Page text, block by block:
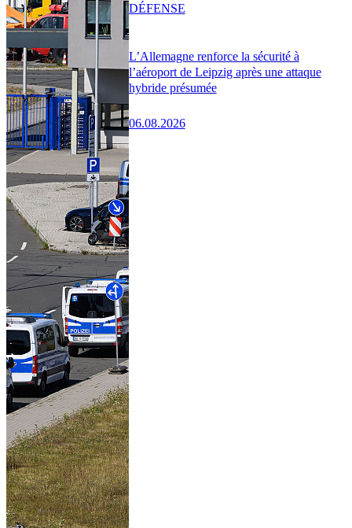
L’Allemagne renforce la sécurité à
l’aéroport de Leipzig après une attaque
hybride présumée
06.08.2026
DÉFENSE